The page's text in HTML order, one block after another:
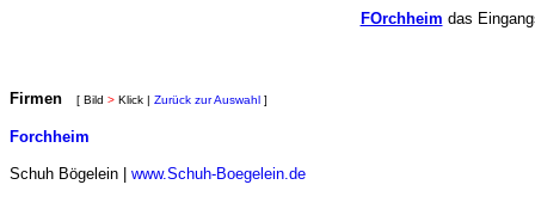
FOrchheim das
Firmen [ Bild > Klick | Zurück zur Auswahl ]
Forchheim
Schuh Bögelein | www.Schuh-Boegelein.de